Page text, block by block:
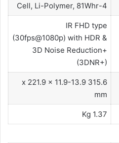
4-Cell, Li-Polymer, 81Whr
IR FHD type
(30fps@1080p) with HDR &
3D Noise Reduction+
(3DNR+)
315.6 x 221.9 x 11.9-13.9
mm
1.37 Kg